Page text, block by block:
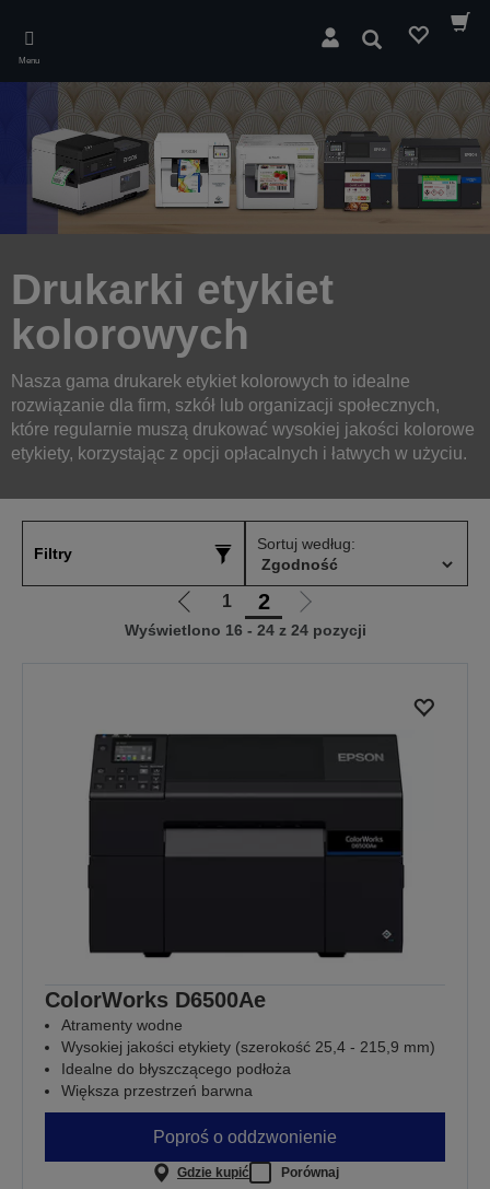
main
content
Menu
Wyszukaj
Drukarki etykiet
kolorowych
Nasza gama drukarek etykiet kolorowych to idealne
rozwiązanie dla firm, szkół lub organizacji społecznych,
które regularnie muszą drukować wysokiej jakości kolorowe
etykiety, korzystając z opcji opłacalnych i łatwych w użyciu.
Filtry
Sortuj według:
Przejdź
do
1 2
Przejdź
do
Wyświetlono 16 - 24 z 24 pozycji
ColorWorks D6500Ae
Atramenty wodne
Wysokiej jakości etykiety (szerokość 25,4 - 215,9 mm)
Idealne do błyszczącego podłoża
Większa przestrzeń barwna
Poproś o oddzwonienie
Gdzie kupić Porównaj